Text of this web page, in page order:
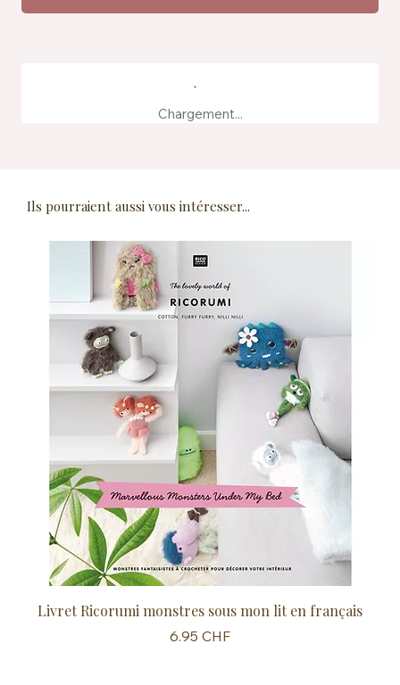
Chargement...
Ils pourraient aussi vous intéresser...
Livret Ricorumi monstres sous mon lit en français
Prix
6.95 CHF